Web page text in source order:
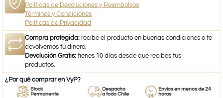
Políticas de Devoluciones y Reembolsos
Términos y Condiciones
Políticas de Privacidad
Compra protegida: recibe el producto en buenas condiciones o te
devolvemos tu dinero.
Devolución Gratis: tienes 10 días desde que recibes tus
productos.
¿Por qué comprar en VyP?
Stock
Permanente
Despacho
a todo Chile
Envíos en menos de 24
horas